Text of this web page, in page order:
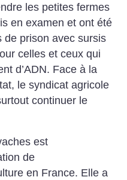
les petites fermes
en examen et ont été
de prison avec sursis
celles et ceux qui
d’ADN. Face à la
le syndicat agricole
continuer le
est
de
en France. Elle a